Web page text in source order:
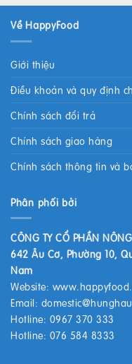
Về HappyFood
Giới thiệu
Điều khoản và quy định
Chính sách đổi trả
Chính sách giao hàng
Chính sách thông tin và
Phân phối bởi
CÔNG TY CỔ PHẦN
642 Âu Cơ, Phường 10,
Nam
Website:
Email:
Hotline: 0967 370 333
Hotline: 076 584 8333